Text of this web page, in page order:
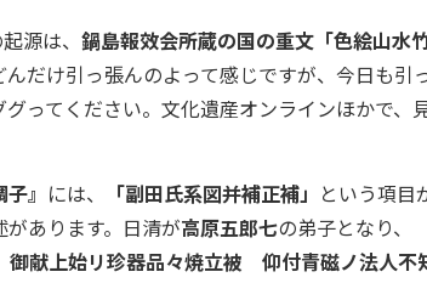
源は、 鍋島報效会所蔵の国の重文「色絵山水
だけ引っ張んのよって感じですが、今日も引
ってください。文化遺産オンラインほかで、
』 には、 「副田氏系図并補正補」
という項目
あります。日清が高原五郎七の弟子となり、
御献上始リ珍器品々焼立被 仰付青磁ノ法人不